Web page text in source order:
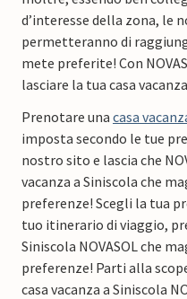
d’interesse della zona, le
permetteranno di
mete preferite! Con
lasciare la tua casa
Prenotare una casa
imposta secondo le tue
nostro sito e lascia che
vacanza a Siniscola che
preferenze! Scegli la tua
tuo itinerario di viaggio,
Siniscola NOVASOL che
preferenze! Parti alla
casa vacanza a Siniscola